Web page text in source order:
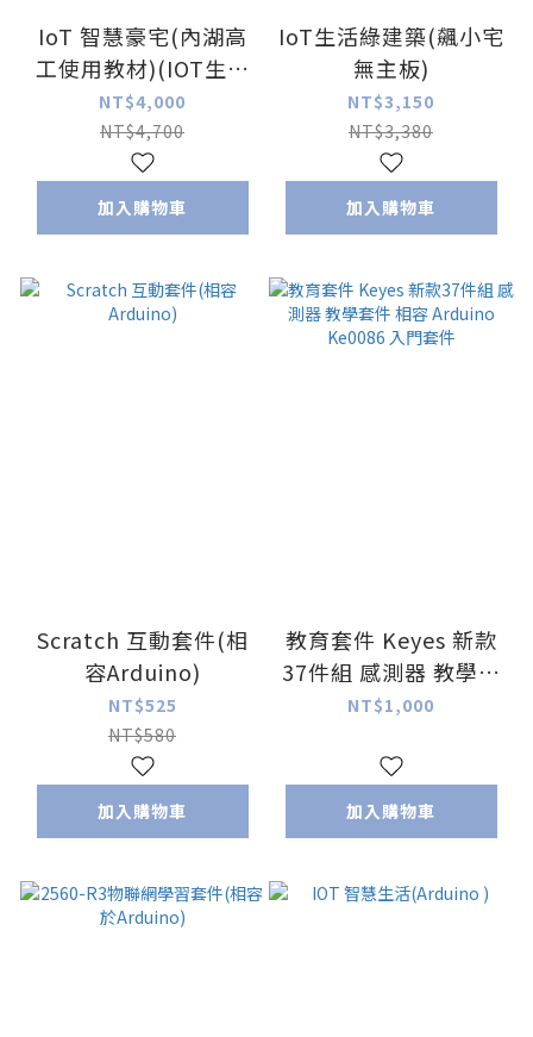
IoT 智慧豪宅(內湖高
工使用教材)(IOT生活
綠建築 / 飆小宅)
NT$4,000
NT$4,700
加入購物車
IoT生活綠建築(飆小宅
無主板)
NT$3,150
NT$3,380
加入購物車
Scratch 互動套件(相
容Arduino)
NT$525
NT$580
加入購物車
教育套件 Keyes 新款
37件組 感測器 教學套
件 相容 Arduino
NT$1,000
加入購物車